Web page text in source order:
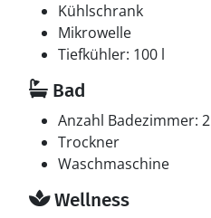
Kühlschrank
Mikrowelle
Tiefkühler: 100 l
Bad
Anzahl Badezimmer: 2
Trockner
Waschmaschine
Wellness